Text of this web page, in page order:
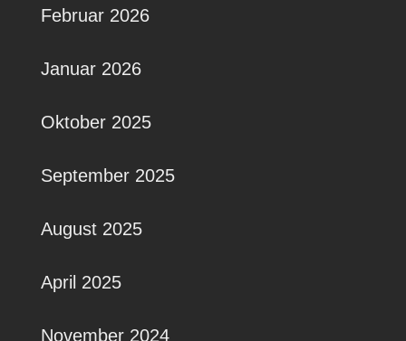
Februar 2026
Januar 2026
Oktober 2025
September 2025
August 2025
April 2025
November 2024